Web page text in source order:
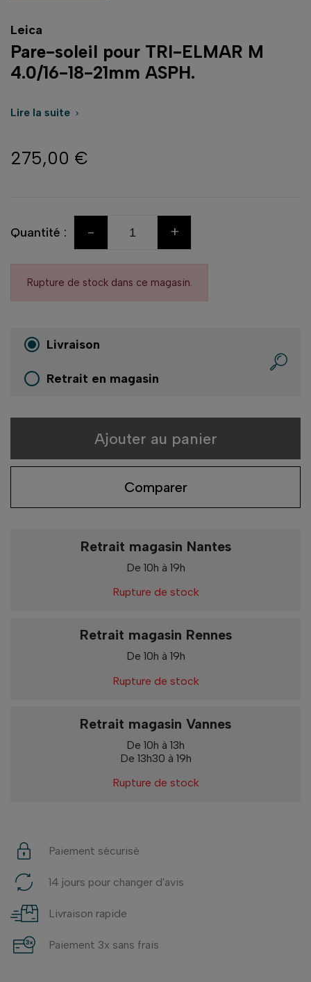
Leica
Pare-soleil pour TRI-ELMAR M
4.0/16-18-21mm ASPH.
Lire la suite 
275,00 €
Quantité : - +
Rupture de stock dans ce magasin.
Livraison
Retrait en magasin
Ajouter au panier
Comparer
Retrait magasin Nantes
De 10h à 19h
Rupture de stock
Retrait magasin Rennes
De 10h à 19h
Rupture de stock
Retrait magasin Vannes
De 10h à 13h
De 13h30 à 19h
Rupture de stock
Paiement sécurisé
14 jours pour changer d'avis
Livraison rapide
Paiement 3x sans frais